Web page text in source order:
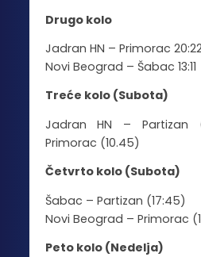
Drugo kolo
Jadran HN – Primorac
Novi Beograd – Šabac 13:11
Treće kolo (Subota)
Jadran HN – Partizan
Primorac (10.45)
Četvrto kolo (Subota)
Šabac – Partizan (17:45)
Novi Beograd – Primorac
Peto kolo (Nedelja)